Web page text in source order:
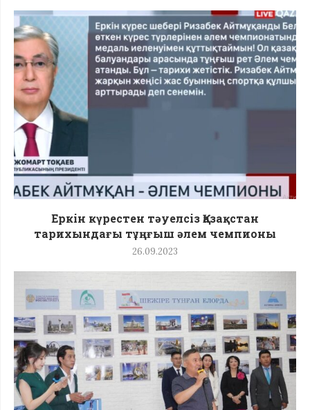
Еркін күрестен тәуелсіз Қазақстан
тарихындағы тұңғыш әлем чемпионы
26.09.2023